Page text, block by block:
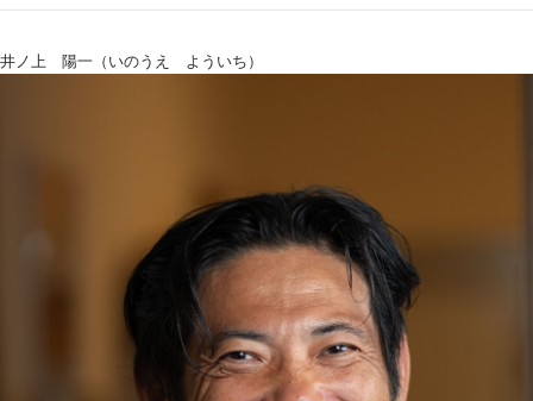
井ノ上 陽一（いのうえ よういち）